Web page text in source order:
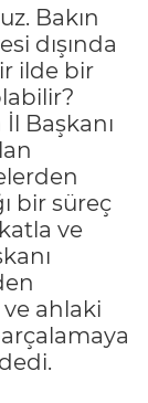
Bakın
dışında
ilde bir
Başkanı
bir süreç
ve
ve ahlaki